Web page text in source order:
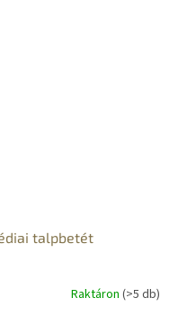
talpbetét
Raktáron (>5 db)